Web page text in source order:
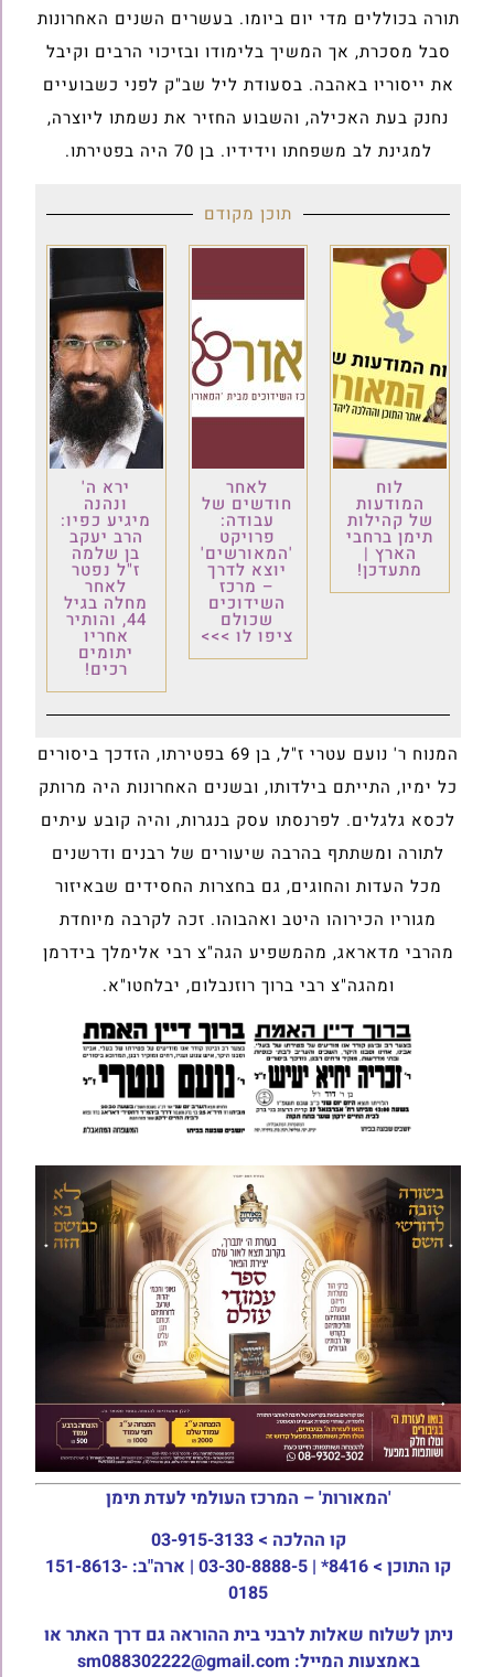
תורה בכוללים מדי יום ביומו. בעשרים השנים האחרונות
סבל מסכרת, אך המשיך בלימודו ובזיכוי הרבים וקיבל
את ייסוריו באהבה. בסעודת ליל שב"ק לפני כשבועיים
נחנק בעת האכילה, והשבוע החזיר את נשמתו ליוצרה,
למגינת לב משפחתו וידידיו. בן 70 היה בפטירתו.
תוכן מקודם
לוח
המודעות
של קהילות
תימן ברחבי
הארץ |
מתעדכן!
לאחר
חודשים של
עבודה:
פרויקט
'המאורשים'
יוצא לדרך
– מרכז
השידוכים
שכולם
ציפו לו >>>
ירא ה'
ונהנה
מיגיע כפיו:
הרב יעקב
בן שלמה
ז"ל נפטר
לאחר
מחלה בגיל
44, והותיר
אחריו
יתומים
רכים!
המנוח ר' נועם עטרי ז"ל, בן 69 בפטירתו, הזדכך ביסורים
כל ימיו, התייתם בילדותו, ובשנים האחרונות היה מרותק
לכסא גלגלים. לפרנסתו עסק בנגרות, והיה קובע עיתים
לתורה ומשתתף בהרבה שיעורים של רבנים ודרשנים
מכל העדות והחוגים, גם בחצרות החסידים שבאיזור
מגוריו הכירוהו היטב ואהבוהו. זכה לקרבה מיוחדת
מהרבי מדאראג, מהמשפיע הגה"צ רבי אלימלך בידרמן
ומהגה"צ רבי ברוך רוזנבלום, יבלחטו"א.
'המאורות' – המרכז העולמי לעדת תימן
קו ההלכה > 03-915-3133
קו התוכן >
8416* | 03-30-8888-5 | ארה"ב: 151-8613-
0185
ניתן לשלוח שאלות לרבני בית ההוראה גם דרך האתר או
באמצעות המייל: sm088302222@gmail.com